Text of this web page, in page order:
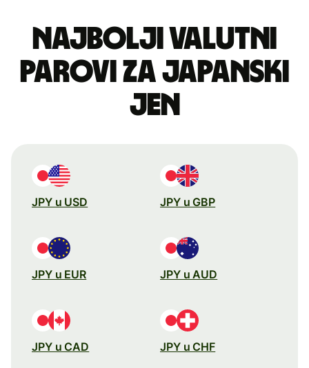
Najbolji valutni
parovi za japanski
jen
JPY u USD JPY u GBP
JPY u EUR JPY u AUD
JPY u CAD JPY u CHF